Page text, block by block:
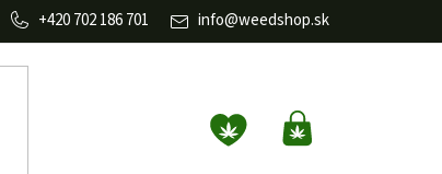
info@weedshop.sk
702 186 701
NÁKUPNÝ